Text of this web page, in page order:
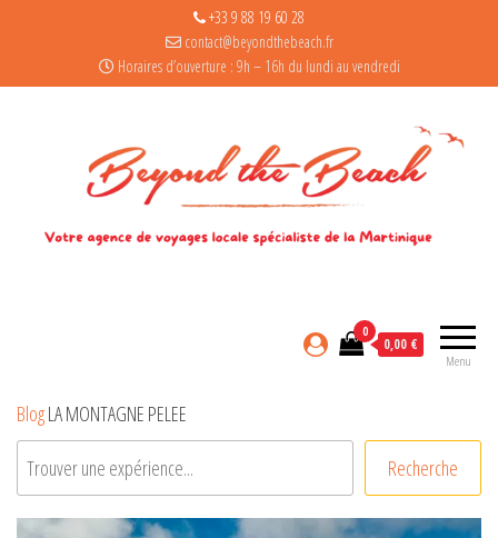
+33 9 88 19 60 28
contact@beyondthebeach.fr
Horaires d’ouverture : 9h – 16h du lundi au vendredi
Menu
0
0,00 €
BlogLA MONTAGNE PELEE
Recherche